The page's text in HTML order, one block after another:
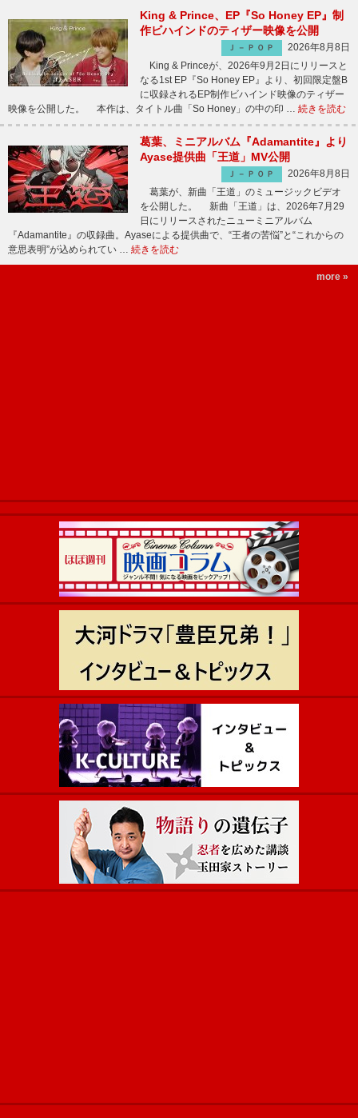
King & Prince、EP『So Honey EP』制
作ビハインドのティザー映像を公開
Ｊ－ＰＯＰ
2026年8月8日
King & Princeが、2026年9月2日にリリースと
なる1st EP『So Honey EP』より、初回限定盤B
に収録されるEP制作ビハインド映像のティザー
映像を公開した。 本作は、タイトル曲「So Honey」の中の印 … 続きを読む
葛葉、ミニアルバム『Adamantite』より
Ayase提供曲「王道」MV公開
Ｊ－ＰＯＰ
2026年8月8日
葛葉が、新曲「王道」のミュージックビデオ
を公開した。 新曲「王道」は、2026年7月29
日にリリースされたニューミニアルバム
『Adamantite』の収録曲。Ayaseによる提供曲で、“王者の苦悩”と“これからの
意思表明”が込められてい … 続きを読む
more »